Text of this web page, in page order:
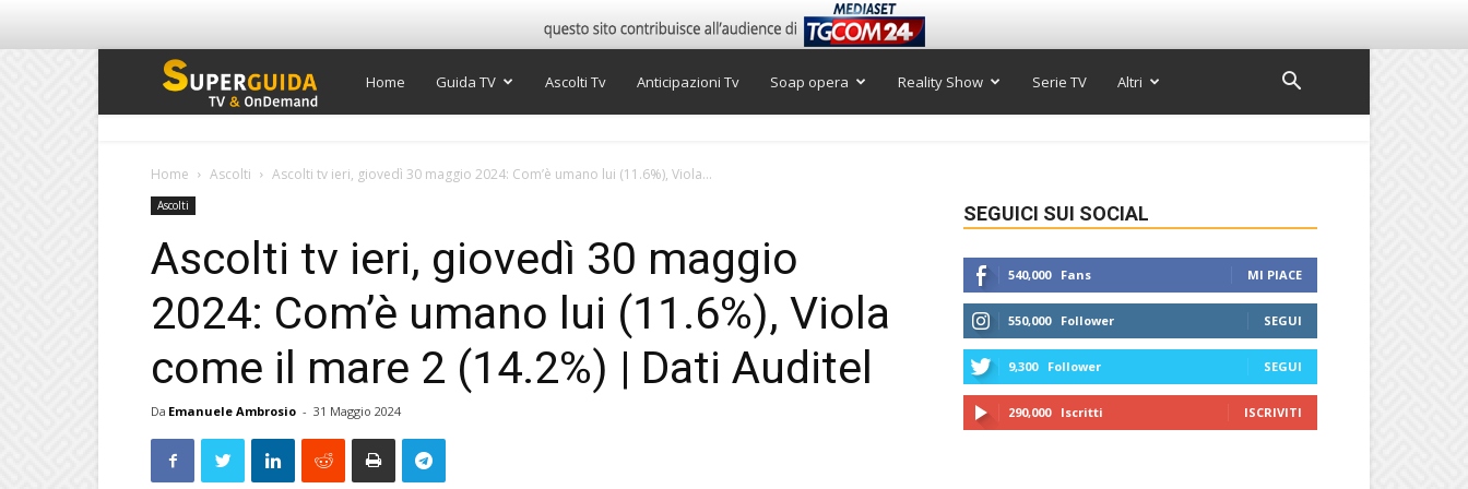
Super
Home Guida TV Ascolti Tv Anticipazioni Tv Soap opera Reality Show Serie TV Altri
Home Ascolti Ascolti tv ieri, giovedì 30 maggio 2024: Com’è umano lui (11.6%), Viola...
Ascolti
Ascolti tv ieri, giovedì 30 maggio
2024: Com’è umano lui (11.6%), Viola
come il mare 2 (14.2%) | Dati Auditel
Da Emanuele Ambrosio - 31 Maggio 2024
SEGUICI SUI SOCIAL
540,000 Fans MI PIACE
550,000 Follower SEGUI
9,300 Follower SEGUI
290,000 Iscritti ISCRIVITI